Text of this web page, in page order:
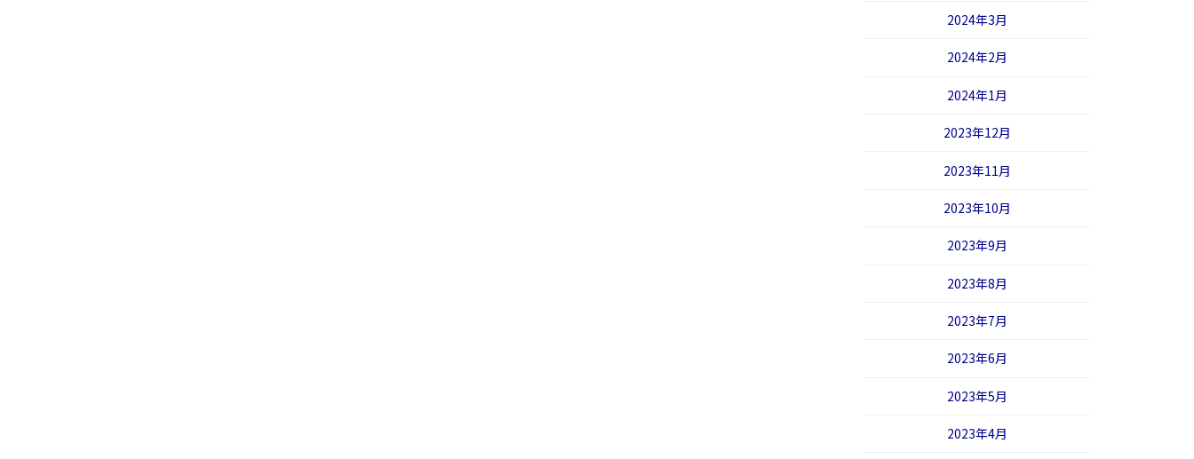
2024年3月
2024年2月
2024年1月
2023年12月
2023年11月
2023年10月
2023年9月
2023年8月
2023年7月
2023年6月
2023年5月
2023年4月